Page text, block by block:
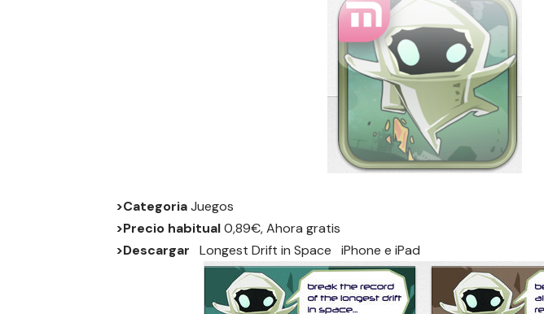
>CategoriaJuegos
>Precio habitual0,89€, Ahora gratis
>Descargar
Longest Drift in Space iPhone e iPad